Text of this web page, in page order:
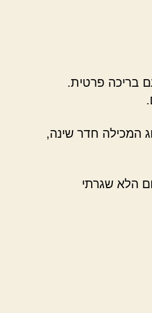
בריכה פרטית.
המכילה חדר שינה,
הלא שגרתי